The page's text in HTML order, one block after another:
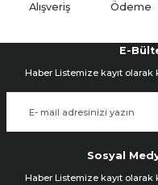
Alışveriş
Ödeme
E-
Haber Listemize kayıt
Sosyal
Haber Listemize kayıt